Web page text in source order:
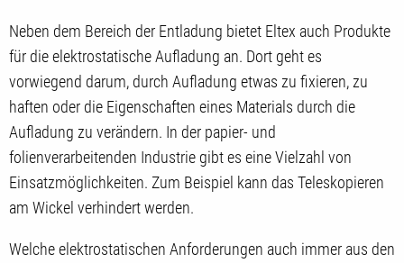
Neben dem Bereich der Entladung bietet Eltex auch Produkte
für die elektrostatische Aufladung an. Dort geht es
vorwiegend darum, durch Aufladung etwas zu fixieren, zu
haften oder die Eigenschaften eines Materials durch die
Aufladung zu verändern. In der papier- und
folienverarbeitenden Industrie gibt es eine Vielzahl von
Einsatzmöglichkeiten. Zum Beispiel kann das Teleskopieren
am Wickel verhindert werden.
Welche elektrostatischen Anforderungen auch immer aus den